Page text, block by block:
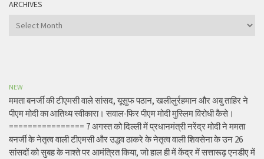
ARCHIVES
Archives
NEW
ममता बनर्जी की टीएमसी वाले सांसद, यूसुफ पठान, खलीलुर्रहमान और अबु ताहिर ने
पीएम मोदी का आतिथ्य स्वीकारा। सवाल-फिर पीएम मोदी मुस्लिम विरोधी कैसे।
================ 7 अगस्त को दिल्ली में प्रधानमंत्री नरेंद्र मोदी ने ममता
बनर्जी के नेतृत्व वाली टीएमसी और उद्धव ठाकरे के नेतृत्व वाली शिवसेना के उन 26
सांसदों को सुबह के नाश्ते पर आमंत्रित किया, जो हाल ही में केंद्र में सत्तारूढ़ एनडीए में